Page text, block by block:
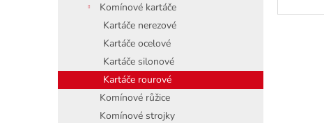
Komínové kartáče
Kartáče nerezové
Kartáče ocelové
Kartáče silonové
Kartáče rourové
Komínové růžice
Komínové strojky